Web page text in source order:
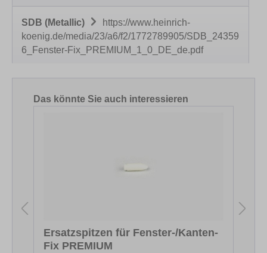
SDB (Metallic)
https://www.heinrich-
koenig.de/media/23/a6/f2/1772789905/SDB_24359
6_Fenster-Fix_PREMIUM_1_0_DE_de.pdf
Produktgalerie überspringen
Das könnte Sie auch interessieren
Ersatzspitzen für Fenster-/Kanten-
Fix PREMIUM